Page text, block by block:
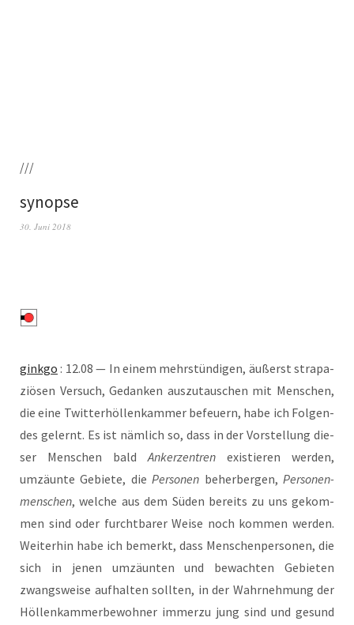
///
synopse
30. Juni 2018
gink­go : 12.08 — In einem mehr­stün­di­gen, äußerst stra­pa­
ziö­sen Ver­such, Gedan­ken aus­zu­tau­schen mit Men­schen,
die eine Twit­ter­höl­len­kam­mer befeu­ern, habe ich Fol­gen­
des gelernt. Es ist näm­lich so, dass in der Vor­stel­lung die­
ser Men­schen baldAnker­zen­tren exis­tie­ren wer­den,
umzäun­te Gebie­te, diePer­so­nen beher­ber­gen,Per­so­nen­
men­schen, wel­che aus dem Süden bereits zu uns gekom­
men sind oder furcht­ba­rer Wei­se noch kom­men wer­den.
Wei­ter­hin habe ich bemerkt, dass Men­schen­per­so­nen, die
sich in jenen umzäun­ten und bewach­ten Gebie­ten
zwangs­wei­se auf­hal­ten soll­ten, in der Wahr­neh­mung der
Höl­len­kam­mer­be­woh­ner immer­zu jung sind und gesund